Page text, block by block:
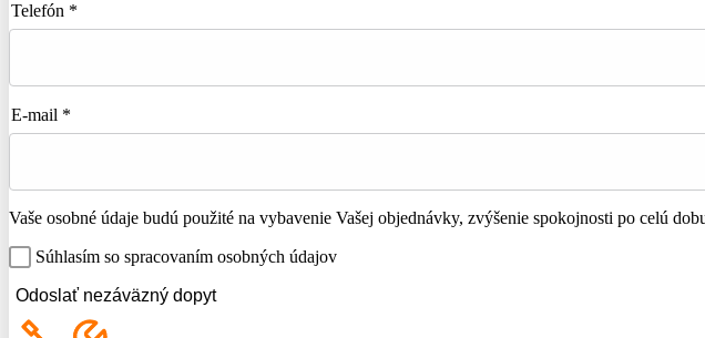
Telefón *
E-mail *
Vaše osobné údaje budú použité na vybavenie Vašej objednávky, zvýšenie spokojnosti po celú
Súhlasím so spracovaním osobných údajov
Odoslať nezáväzný dopyt